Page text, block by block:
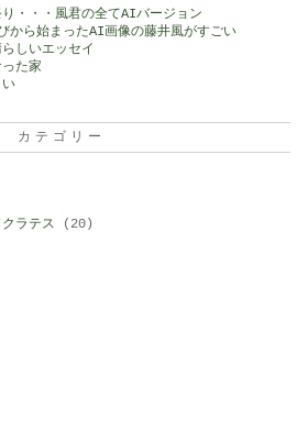
・・・風君の全てAIバージョン
から始まったAI画像の藤井風がすごい
しいエッセイ
た家
カテゴリー
ラテス (20)